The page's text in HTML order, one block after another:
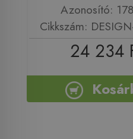
Azonosító:
Cikkszám:
24 234